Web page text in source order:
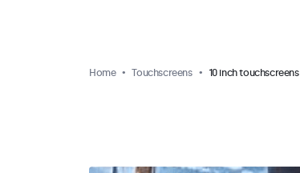
Home Touchscreens 10 inch touchscreens